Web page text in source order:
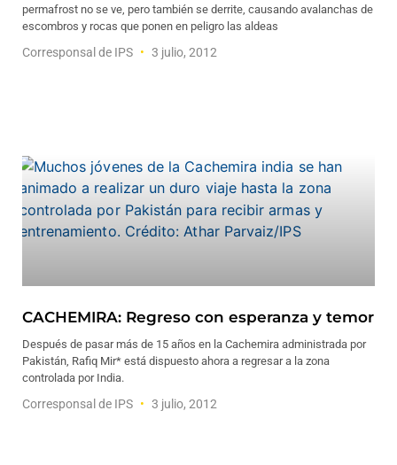
permafrost no se ve, pero también se derrite, causando avalanchas de
escombros y rocas que ponen en peligro las aldeas
Corresponsal de IPS 3 julio, 2012
CACHEMIRA: Regreso con esperanza y temor
Después de pasar más de 15 años en la Cachemira administrada por
Pakistán, Rafiq Mir* está dispuesto ahora a regresar a la zona
controlada por India.
Corresponsal de IPS 3 julio, 2012